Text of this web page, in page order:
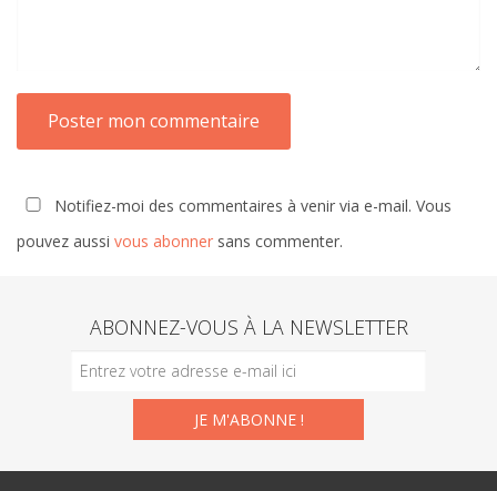
Notifiez-moi des commentaires à venir via e-mail. Vous
pouvez aussi vous abonner sans commenter.
ABONNEZ-VOUS À LA NEWSLETTER